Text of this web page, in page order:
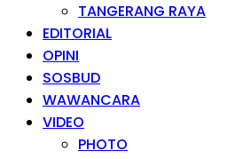
TANGERANG RAYA
EDITORIAL
OPINI
SOSBUD
WAWANCARA
VIDEO
PHOTO